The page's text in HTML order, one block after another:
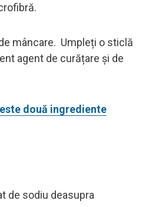
mâncare. Umpleți o sticlă
agent de curățare și de
două ingrediente
de sodiu deasupra